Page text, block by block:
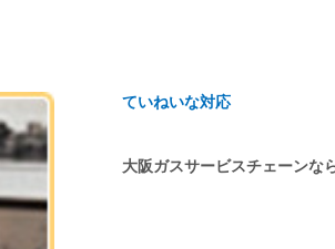
ていねいな対応
大阪ガスサービスチェーンな